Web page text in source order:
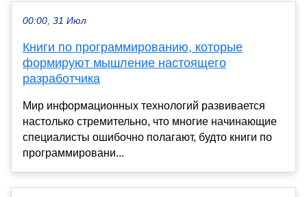
00:00, 31 Июл
Книги по программированию, которые
формируют мышление настоящего
разработчика
Мир информационных технологий развивается
настолько стремительно, что многие начинающие
специалисты ошибочно полагают, будто книги по
программировани...